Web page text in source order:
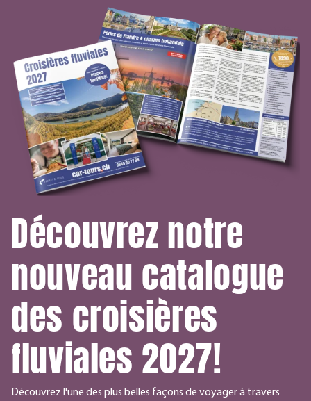
Découvrez notre
nouveau catalogue
des croisières
fluviales 2027!
Découvrez l'une des plus belles façons de voyager à travers